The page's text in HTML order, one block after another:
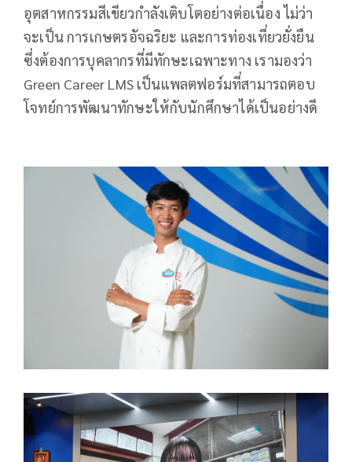
อุตสาหกรรมสีเขียวกำลังเติบโตอย่างต่อเนื่อง ไม่ว่า
จะเป็น การเกษตรอัจฉริยะ และการท่องเที่ยวยั่งยืน
ซึ่งต้องการบุคลากรที่มีทักษะเฉพาะทาง เรามองว่า
Green Career LMS เป็นแพลตฟอร์มที่สามารถตอบ
โจทย์การพัฒนาทักษะให้กับนักศึกษาได้เป็นอย่างดี